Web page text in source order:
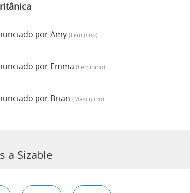
por Amy (feminino)
por Emma (feminino)
por Brian (masculino)
a Sizable